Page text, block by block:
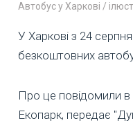
Автобус у Харкові /
У Харкові з 24
безкоштовних
Про це повідомили
Екопарк, передає